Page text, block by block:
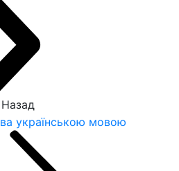
Назад
українською мовою